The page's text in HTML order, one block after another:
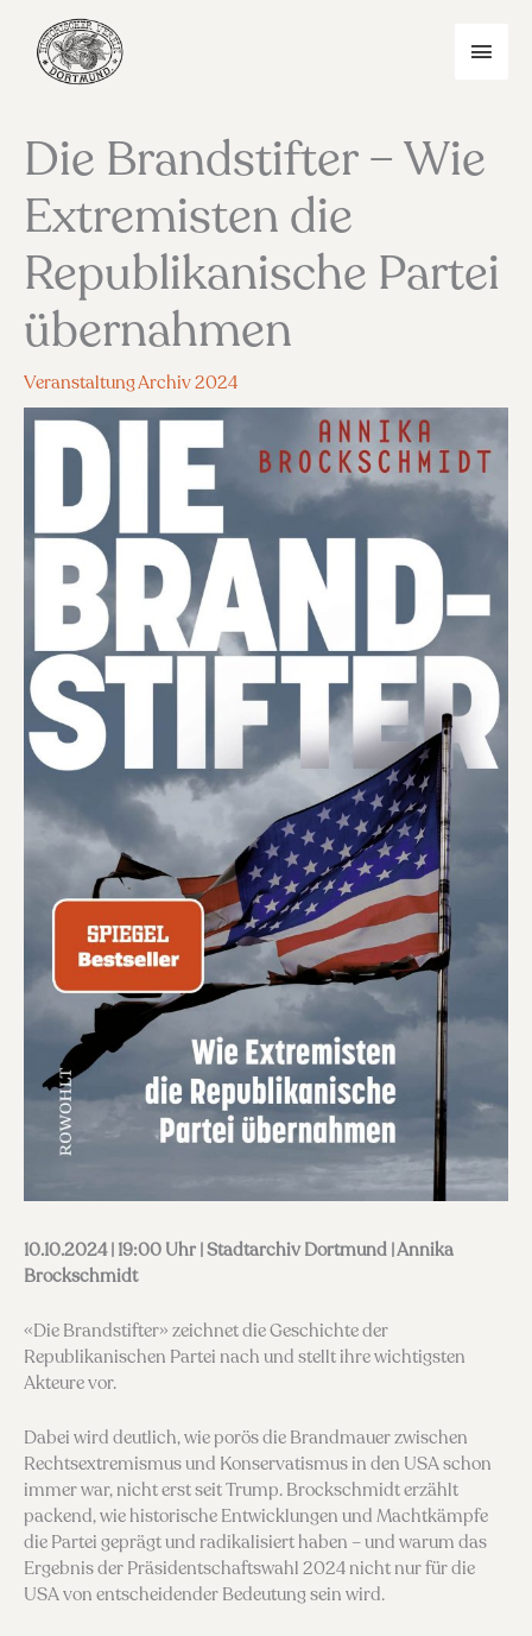
Inhalt
springen
Die Brandstifter – Wie
Extremisten die
Republikanische Partei
übernahmen
Veranstaltung Archiv 2024
10.10.2024 | 19:00 Uhr |Stadtarchiv Dortmund | Annika
Brockschmidt
«Die Brandstifter» zeichnet die Geschichte der
Republikanischen Partei nach und stellt ihre wichtigsten
Akteure vor.
Dabei wird deutlich, wie porös die Brandmauer zwischen
Rechtsextremismus und Konservatismus in den USA schon
immer war, nicht erst seit Trump. Brockschmidt erzählt
packend, wie historische Entwicklungen und Machtkämpfe
die Partei geprägt und radikalisiert haben – und warum das
Ergebnis der Präsidentschaftswahl 2024 nicht nur für die
USA von entscheidender Bedeutung sein wird.